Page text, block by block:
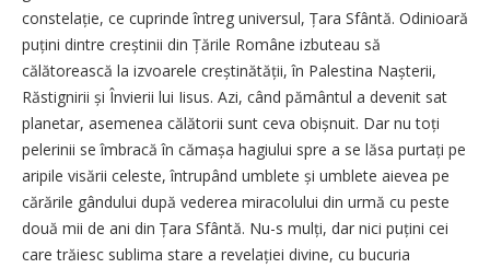
constelație, ce cuprinde întreg universul, Țara Sfântă. Odinioară
puțini dintre creștinii din Țările Române izbuteau să
călătorească la izvoarele creștinătății, în Palestina Nașterii,
Răstignirii și Învierii lui Iisus. Azi, când pământul a devenit sat
planetar, asemenea călătorii sunt ceva obișnuit. Dar nu toți
pelerinii se îmbracă în cămașa hagiului spre a se lăsa purtați pe
aripile visării celeste, întrupând umblete și umblete aievea pe
cărările gândului după vederea miracolului din urmă cu peste
două mii de ani din Țara Sfântă. Nu-s mulți, dar nici puțini cei
care trăiesc sublima stare a revelației divine, cu bucuria